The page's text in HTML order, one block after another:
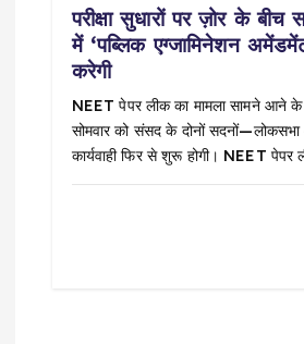
परीक्षा सुधारों पर ज़ोर के बीच
में ‘पब्लिक एग्जामिनेशन
करेगी
NEET पेपर लीक का मामला सामने आने के
सोमवार को संसद के दोनों
कार्यवाही फिर से शुरू होगी। NEET पेपर